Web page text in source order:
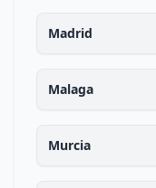
Madrid
Malaga
Murcia